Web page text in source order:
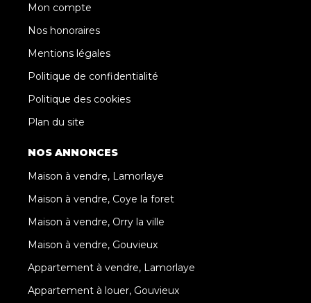
Mon compte
Nos honoraires
Mentions légales
Politique de confidentialité
Politique des cookies
Plan du site
NOS ANNONCES
Maison à vendre, Lamorlaye
Maison à vendre, Coye la foret
Maison à vendre, Orry la ville
Maison à vendre, Gouvieux
Appartement à vendre, Lamorlaye
Appartement à louer, Gouvieux